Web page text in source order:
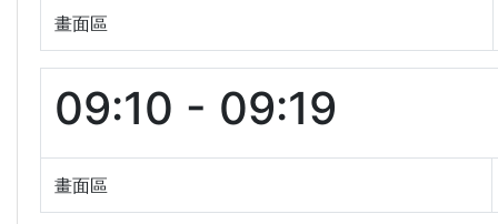
畫面區
09:10 - 09:19
畫面區